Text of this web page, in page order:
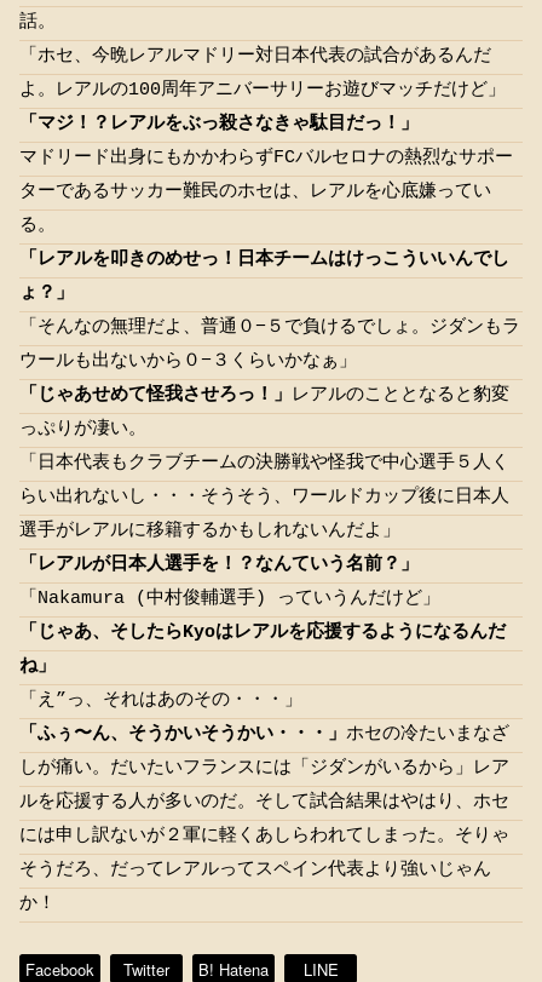
話。
「ホセ、今晩レアルマドリー対日本代表の試合があるんだ
よ。レアルの100周年アニバーサリーお遊びマッチだけど」
「マジ！？レアルをぶっ殺さなきゃ駄目だっ！」
マドリード出身にもかかわらずFCバルセロナの熱烈なサポー
ターであるサッカー難民のホセは、レアルを心底嫌ってい
る。
「レアルを叩きのめせっ！日本チームはけっこういいんでし
ょ？」
「そんなの無理だよ、普通０−５で負けるでしょ。ジダンもラ
ウールも出ないから０−３くらいかなぁ」
「じゃあせめて怪我させろっ！」 レアルのこととなると豹変
っぷりが凄い。
「日本代表もクラブチームの決勝戦や怪我で中心選手５人く
らい出れないし・・・そうそう、ワールドカップ後に日本人
選手がレアルに移籍するかもしれないんだよ」
「レアルが日本人選手を！？なんていう名前？」
「Nakamura (中村俊輔選手) っていうんだけど」
「じゃあ、そしたらKyoはレアルを応援するようになるんだ
ね」
「え”っ、それはあのその・・・」
「ふぅ〜ん、そうかいそうかい・・・」 ホセの冷たいまなざ
しが痛い。だいたいフランスには「ジダンがいるから」レア
ルを応援する人が多いのだ。そして試合結果はやはり、ホセ
には申し訳ないが２軍に軽くあしらわれてしまった。そりゃ
そうだろ、だってレアルってスペイン代表より強いじゃん
か！
Facebook Twitter B! Hatena LINE